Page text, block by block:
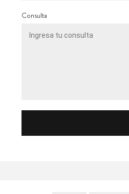
Consulta